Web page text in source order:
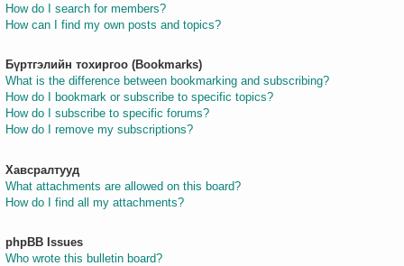
How do I search for members?
How can I find my own posts and topics?
Бүртгэлийн тохиргоо (Bookmarks)
What is the difference between bookmarking and subscribing?
How do I bookmark or subscribe to specific topics?
How do I subscribe to specific forums?
How do I remove my subscriptions?
Хавсралтууд
What attachments are allowed on this board?
How do I find all my attachments?
phpBB Issues
Who wrote this bulletin board?